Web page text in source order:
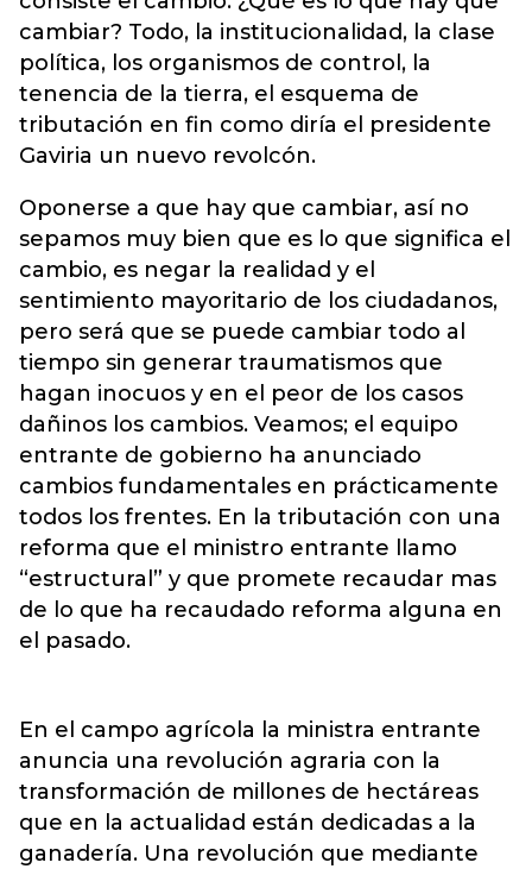
cambiar? Todo, la institucionalidad, la clase
política, los organismos de control, la
tenencia de la tierra, el esquema de
tributación en fin como diría el presidente
Gaviria un nuevo revolcón.
Oponerse a que hay que cambiar, así no
sepamos muy bien que es lo que significa el
cambio, es negar la realidad y el
sentimiento mayoritario de los ciudadanos,
pero será que se puede cambiar todo al
tiempo sin generar traumatismos que
hagan inocuos y en el peor de los casos
dañinos los cambios. Veamos; el equipo
entrante de gobierno ha anunciado
cambios fundamentales en prácticamente
todos los frentes. En la tributación con una
reforma que el ministro entrante llamo
“estructural” y que promete recaudar mas
de lo que ha recaudado reforma alguna en
el pasado.
En el campo agrícola la ministra entrante
anuncia una revolución agraria con la
transformación de millones de hectáreas
que en la actualidad están dedicadas a la
ganadería. Una revolución que mediante